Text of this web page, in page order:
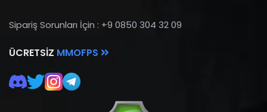
Sipariş Sorunları İçin : +9 0850 304 32 09
ÜCRETSIZ MMOFPS